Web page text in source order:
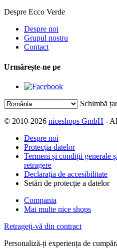
Despre Ecco Verde
Despre noi
Grupul nostru
Contact
Urmărește-ne pe
Schimbă
© 2010-2026 niceshops GmbH -
Despre noi
Protecția datelor
Termeni și condiții generale
retragere
Declarația de accesibilitate
Setări de protecție a datelor
Compania
Mai multe nice shops
Retrageți-vă din contract
Personaliză-ți experiența de